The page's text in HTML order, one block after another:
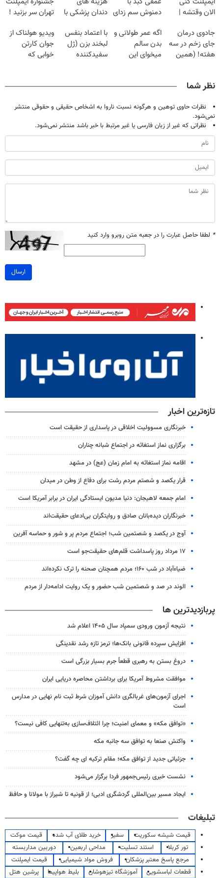
الان وقتشه |
میلیون تومان!!!
دمنوش سم زدای دندان پزشکی با
خانگی
تهران سر بزنید !
میلیون !
جادوی درمان
جای زخم در سه
هفته! (همین
اگه عمر طولانی و
بدن سالم
میخوای این
با اعتماد بنفس
لبخند بزن (ژل
سفیدکننده
ویدیو هولناک از
جوان کارتن
خوابی که
نظر شما
نظرات حاوی توهین و هرگونه نسبت ناروا به اشخاص حقیقی و حقوقی منتشر
نمی‌شود.
نظراتی که غیر از زبان فارسی یا غیر مرتبط با خبر باشد منتشر نمی‌شود.
* لطفا حاصل عبارت را در جعبه متن روبرو وارد کنید
ارسال
تازه‌ترین اخبار
خبرنگاری مسوولیت اخلاقی در پاسداری از حقیقت است
برگزاری نماز استغاثه در اجتماع شبانه چناران
اقامه نماز استغاثه به امام زمان (عج) در مشهد
قرار یکصد و شصتم مردم رشت برای دفاع از وطن در میدان
امام جمعه لاهیجان: دنیا مدیون ایستادگی ایران در برابر آمریکا است
خبرنگاران دیده‌بانان صادق و روایتگران بی‌ادعای حقیقت‌اند
آوج در یکصد و شصتمین شب؛ اجتماع مردم پر و شور و حماسه آفرین
۱۷ مرداد روز پاسداشت قلم‌های حقیقت‌جو است
ضیاء‌آباد در شب ۱۶۰؛ مردم همچنان صحنه را ترک نکرده‌اند
الوند در صد و شصتمین شب حضور و یک روایت ادامه‌دار از مردم
پربازدیدترین ها
نتیجه آزمون ورودی سمپاد سال ۱۴۰۵ اعلام شد
افزایش سپرده قانونی بانک‌ها؛ ترمز تازه رشد نقدینگی
دروغ بستن به رهبری قطعاً جرم بسیار بزرگی است
موافقت مشروط آمریکا برای برداشتن محاصره دریایی ایران
اجرای آزمون‌های غربالگری دانش آموزان شرط ثبت نام نهایی در مدارس
است
«توافق مکه» و معمای امنیت؛ چرا ائتلاف‌سازی به‌تنهایی کافی نیست؟
واکنش صنعا به توافق سه جانبه مکه
جزئیاتی جدید از توافق مکه؛ مقام ترکیه ای چه گفت؟
نشست خبری رئیس‌جمهور فردا برگزار می‌شود
ایجاد مسیر بین‌المللی گردشگری ادبی؛ از قونیه تا شیراز با مولانا و حافظ
تبلیغات
قیمت شیشه سکوریت سفیر خرید طلای آب شده
قیمت موکت
تور کربلا
استند تسلیت مداحی اربعین
دوربین مداربسته
مرجع پاسخ معتبر پزشکان
فروش مواد شیمیایی
قیمت ایمپلنت
قطعات لباسشویی
آموزشگاه تیزهوشان بلیط هواپیما
پرشین هتل